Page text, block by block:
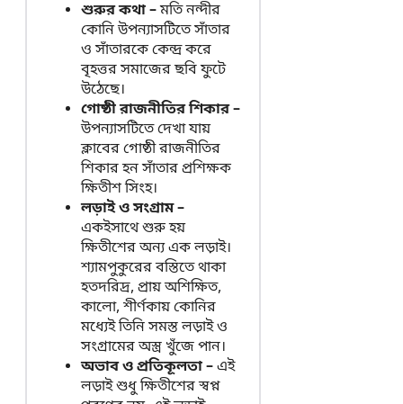
শুরুর কথা –মতি নন্দীর
কোনি উপন্যাসটিতে সাঁতার
ও সাঁতারকে কেন্দ্র করে
বৃহত্তর সমাজের ছবি ফুটে
উঠেছে।
গোষ্ঠী রাজনীতির শিকার –
উপন্যাসটিতে দেখা যায়
ক্লাবের গোষ্ঠী রাজনীতির
শিকার হন সাঁতার প্রশিক্ষক
ক্ষিতীশ সিংহ।
লড়াই ও সংগ্রাম –
একইসাথে শুরু হয়
ক্ষিতীশের অন্য এক লড়াই।
শ্যামপুকুরের বস্তিতে থাকা
হতদরিদ্র, প্রায় অশিক্ষিত,
কালো, শীর্ণকায় কোনির
মধ্যেই তিনি সমস্ত লড়াই ও
সংগ্রামের অস্ত্র খুঁজে পান।
অভাব ও প্রতিকূলতা –এই
লড়াই শুধু ক্ষিতীশের স্বপ্ন